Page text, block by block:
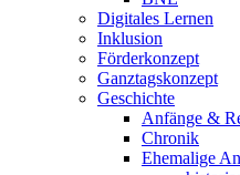
Digitales Lernen
Inklusion
Förderkonzept
Ganztagskonzept
Geschichte
Anfänge &
Chronik
Ehemalige